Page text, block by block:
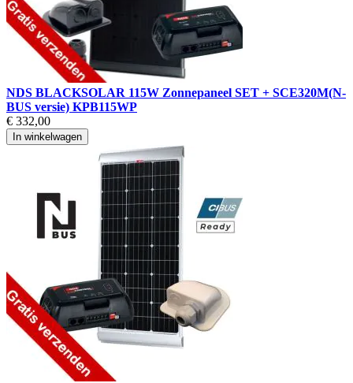
NDS BLACKSOLAR 115W Zonnepaneel SET + SCE320M(N-
BUS versie) KPB115WP
€ 332,00
In winkelwagen